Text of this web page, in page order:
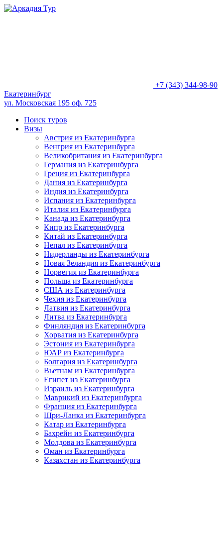
+7 (343) 344-98-90
Екатеринбург
ул. Московская 195 оф. 725
Поиск туров
Визы
Австрия из Екатеринбурга
Венгрия из Екатеринбурга
Великобритания из Екатеринбурга
Германия из Екатеринбурга
Греция из Екатеринбурга
Дания из Екатеринбурга
Индия из Екатеринбурга
Испания из Екатеринбурга
Италия из Екатеринбурга
Канада из Екатеринбурга
Кипр из Екатеринбурга
Китай из Екатеринбурга
Непал из Екатеринбурга
Нидерланды из Екатеринбурга
Новая Зеландия из Екатеринбурга
Норвегия из Екатеринбурга
Польша из Екатеринбурга
США из Екатеринбурга
Чехия из Екатеринбурга
Латвия из Екатеринбурга
Литва из Екатеринбурга
Финляндия из Екатеринбурга
Хорватия из Екатеринбурга
Эстония из Екатеринбурга
ЮАР из Екатеринбурга
Болгария из Екатеринбурга
Вьетнам из Екатеринбурга
Египет из Екатеринбурга
Израиль из Екатеринбурга
Маврикий из Екатеринбурга
Франция из Екатеринбурга
Шри-Ланка из Екатеринбурга
Катар из Екатеринбурга
Бахрейн из Екатеринбурга
Молдова из Екатеринбурга
Оман из Екатеринбурга
Казахстан из Екатеринбурга